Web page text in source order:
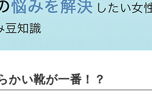
かい靴が一番！？